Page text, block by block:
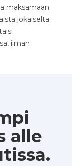
maksamaan
jokaiselta
ilman
alle